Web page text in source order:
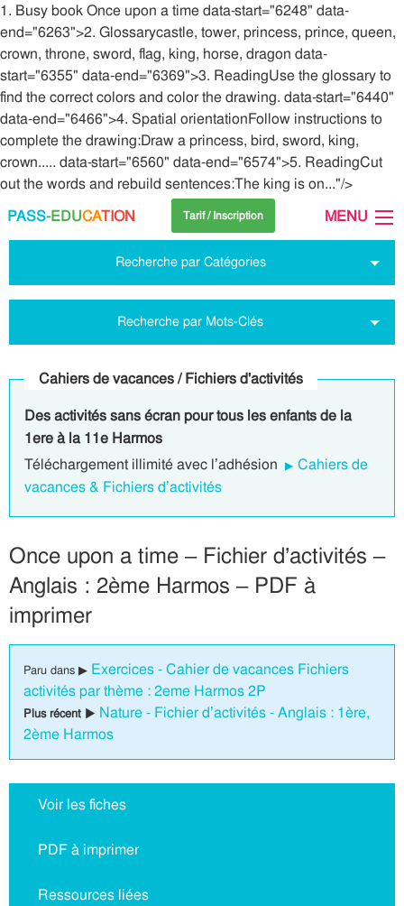
1. Busy book Once upon a time data-start="6248" data-
end="6263">2. Glossarycastle, tower, princess, prince, queen,
crown, throne, sword, flag, king, horse, dragon data-
start="6355" data-end="6369">3. ReadingUse the glossary to
find the correct colors and color the drawing. data-start="6440"
data-end="6466">4. Spatial orientationFollow instructions to
complete the drawing:Draw a princess, bird, sword, king,
crown..... data-start="6560" data-end="6574">5. ReadingCut
out the words and rebuild sentences:The king is on..."/>
PASS-EDUCATION Tarif / Inscription MENU
Recherche par Catégories
Recherche par Mots-Clés
Cahiers de vacances / Fichiers d'activités
Des activités sans écran pour tous les enfants de la
1ere à la 11e Harmos
Téléchargement illimité avec l’adhésion
Cahiers de
vacances & Fichiers d’activités
Once upon a time – Fichier d’activités –
Anglais : 2ème Harmos – PDF à
imprimer
Paru dans ▶ Exercices - Cahier de vacances Fichiers
activités par thème : 2eme Harmos 2P
Plus récent ▶ Nature - Fichier d’activités - Anglais : 1ère,
2ème Harmos
Voir les fiches
PDF à imprimer
Ressources liées